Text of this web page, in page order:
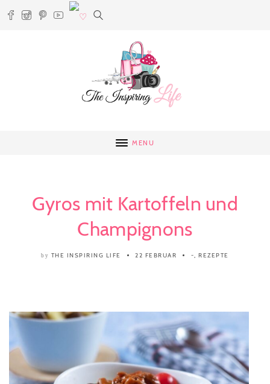
MENU
Gyros mit Kartoffeln und
Champignons
by THE INSPIRING LIFE 22 FEBRUAR -,REZEPTE